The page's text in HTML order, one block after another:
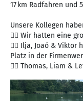
17 km Radfahren und
Unsere Kollegen
🏃‍♀️ Wir hatten eine
🏃‍♀️ Ilja, Joaó &
Platz in der
🏃‍♀️ Thomas, Liam &